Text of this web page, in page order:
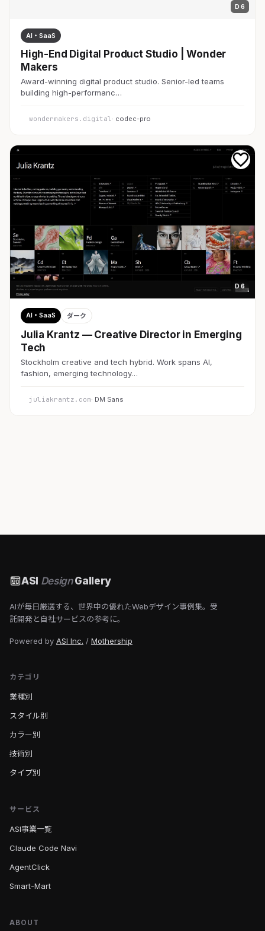
D 6
AI・SaaS
High-End Digital Product Studio | Wonder
Makers
Award-winning digital product studio. Senior-led teams
building high-performanc…
wondermakers.digital · codec-pro
D 6
AI・SaaS ダーク
Julia Krantz — Creative Director in Emerging
Tech
Stockholm creative and tech hybrid. Work spans AI,
fashion, emerging technology…
juliakrantz.com· DM Sans
ASI DesignGallery
AIが毎日厳選する、世界中の優れたWebデザイン事例集。受
託開発と自社サービスの参考に。
Powered by ASI Inc. / Mothership
カテゴリ
業種別
スタイル別
カラー別
技術別
タイプ別
サービス
ASI事業一覧
Claude Code Navi
AgentClick
Smart-Mart
ABOUT